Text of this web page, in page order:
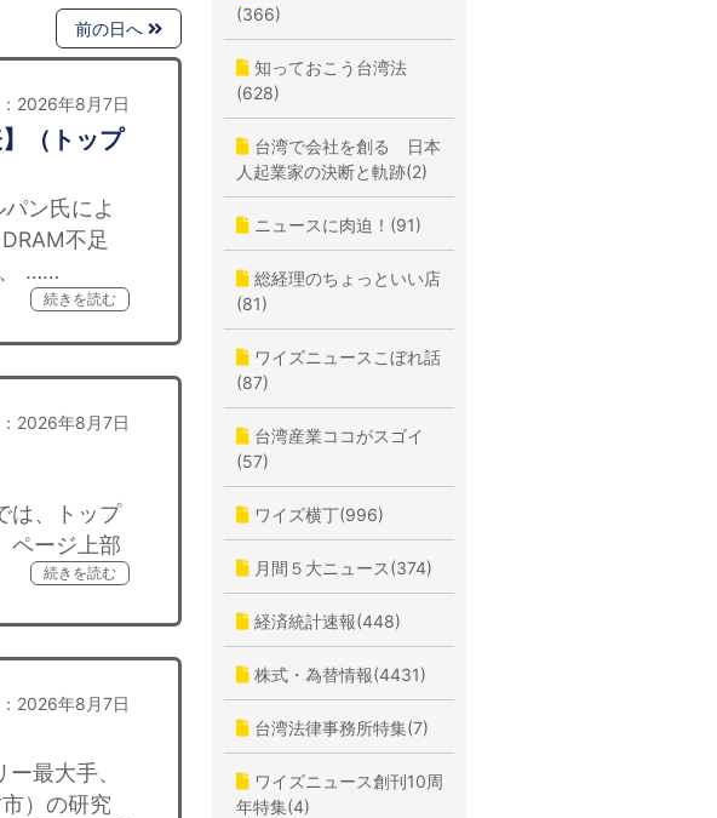
前の日へ
2026年8月7日
（トップ
ン氏によ
不足
、 ……
続きを読む
2026年8月7日
は、トップ
ページ上部
続きを読む
2026年8月7日
最大手、
）の研究
(366)
知っておこう台湾法
(628)
台湾で会社を創る 日本
人起業家の決断と軌跡(2)
ニュースに肉迫！(91)
総経理のちょっといい店
(81)
ワイズニュースこぼれ話
(87)
台湾産業ココがスゴイ
(57)
ワイズ横丁(996)
月間５大ニュース(374)
経済統計速報(448)
株式・為替情報(4431)
台湾法律事務所特集(7)
ワイズニュース創刊10周
年特集(4)